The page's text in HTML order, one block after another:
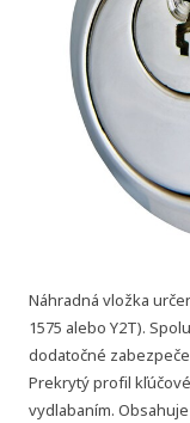
Náhradná vložka
1575 alebo Y2T).
dodatočné
Prekrytý profil
vydlabaním.